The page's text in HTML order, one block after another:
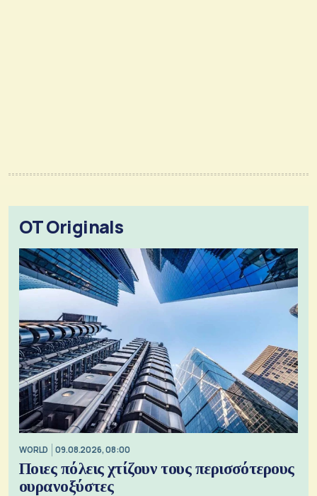
OT Originals
WORLD 09.08.2026, 08:00
Ποιες πόλεις χτίζουν τους περισσότερους
ουρανοξύστες